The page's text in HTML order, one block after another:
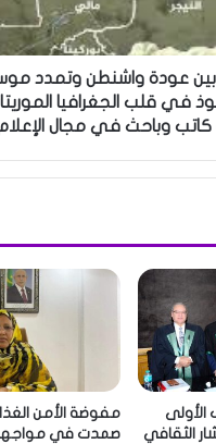
بين عودة واشنطن وتمدد
في قلب الجغرافيا
وباحث في مجال الإعلام
الأولى
الثقافي
مفوضة الأمن
صمدت في مواجهة